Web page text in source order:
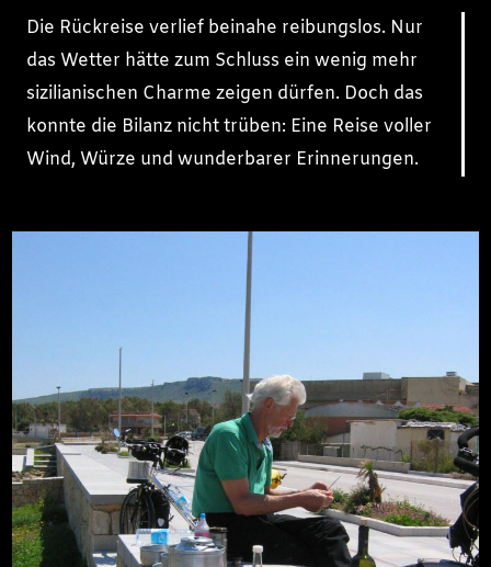
Die Rückreise verlief beinahe reibungslos. Nur
das Wetter hätte zum Schluss ein wenig mehr
sizilianischen Charme zeigen dürfen. Doch das
konnte die Bilanz nicht trüben: Eine Reise voller
Wind, Würze und wunderbarer Erinnerungen.